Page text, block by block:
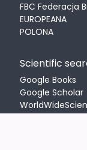
FBC Federacja
EUROPEANA
POLONA
Scientific
Google Books
Google Scholar